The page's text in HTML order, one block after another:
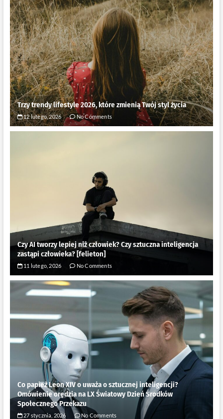
Trzy trendy lifestyle 2026, które zmienią Twój styl życia
12 lutego, 2026 No Comments
Czy AI tworzy lepiej niż człowiek? Czy sztuczna inteligencja
zastąpi człowieka? [felieton]
11 lutego, 2026 No Comments
Co papież Leon XIV o uważa o sztucznej inteligencji?
Omówienie orędzia na LX Światowy Dzień Środków
Społecznego Przekazu
27 stycznia, 2026 No Comments